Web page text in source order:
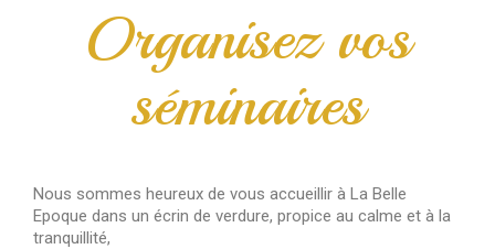
Organisez vos
séminaires
Nous sommes heureux de vous accueillir à La Belle
Epoque dans un écrin de verdure, propice au calme et à la
tranquillité,